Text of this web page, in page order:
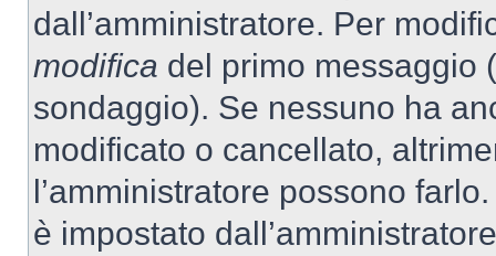
dall’amministratore. Per
modifica del primo messaggio
sondaggio). Se nessuno ha
modificato o cancellato,
l’amministratore possono
è impostato